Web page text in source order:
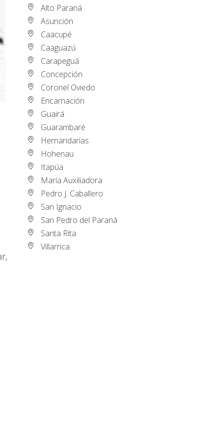
Alto Paraná
Asunción
Caacupé
Caaguazú
Carapeguá
Concepción
Coronel Oviedo
Encarnación
Guairá
Guarambaré
Hernandarias
Hohenau
Itapúa
María Auxiliadora
Pedro J. Caballero
San Ignacio
San Pedro del Paraná
Santa Rita
Villarrica